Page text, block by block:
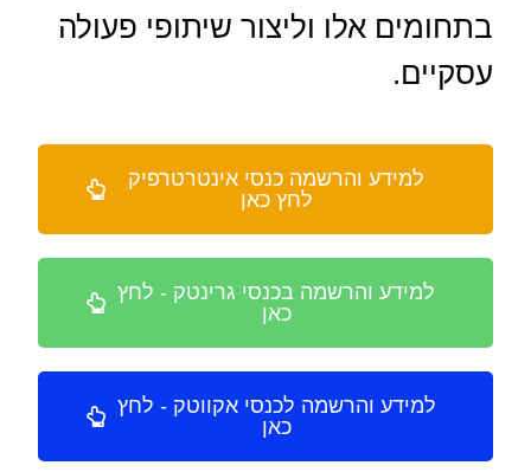
בתחומים אלו וליצור שיתופי פעולה
עסקיים.
למידע והרשמה כנסי אינטרטרפיק
לחץ כאן
למידע והרשמה בכנסי גרינטק - לחץ
כאן
למידע והרשמה לכנסי אקווטק - לחץ
כאן